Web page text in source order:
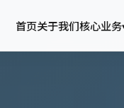
首页关于我们核心业务